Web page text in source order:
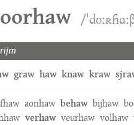
/
graw haw knaw kraw
aonhaw behaw bijhaw
verhaw veurhaw volhaw